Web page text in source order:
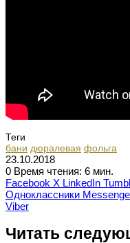
Теги
бани дюралевая фольга
23.10.2018
0 Время чтения: 6 мин.
Facebook X LinkedIn
Одноклассники
Viber
Читать